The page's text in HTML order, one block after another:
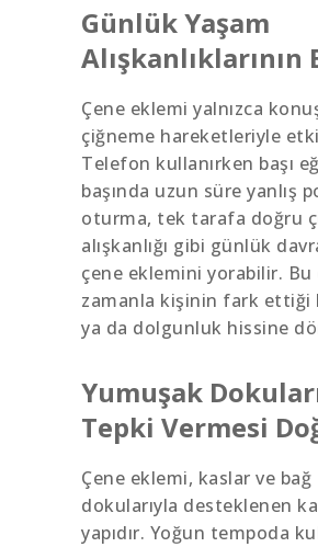
Günlük Yaşam
Alışkanlıklarının
Çene eklemi yalnızca
çiğneme hareketleriyle
Telefon kullanırken başı
başında uzun süre yanlış
oturma, tek tarafa doğru
alışkanlığı gibi günlük
çene eklemini yorabilir. Bu
zamanla kişinin fark ettiği
ya da dolgunluk hissine
Yumuşak
Tepki Vermesi
Çene eklemi, kaslar ve bağ
dokularıyla desteklenen
yapıdır. Yoğun tempoda